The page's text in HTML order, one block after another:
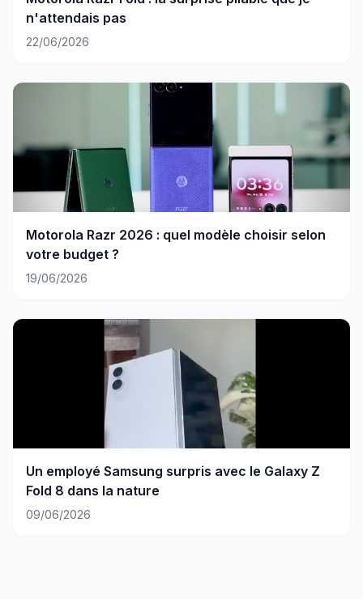
n'attendais pas
22/06/2026
Motorola Razr 2026 : quel modèle choisir selon
votre budget ?
19/06/2026
Un employé Samsung surpris avec le Galaxy Z
Fold 8 dans la nature
09/06/2026